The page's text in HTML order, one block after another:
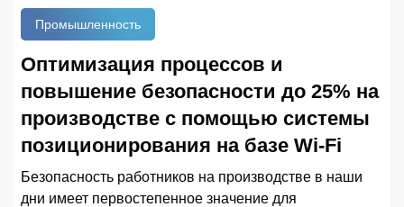
Промышленность
Оптимизация процессов и
повышение безопасности до 25% на
производстве с помощью системы
позиционирования на базе Wi-Fi
Безопасность работников на производстве в наши
дни имеет первостепенное значение для